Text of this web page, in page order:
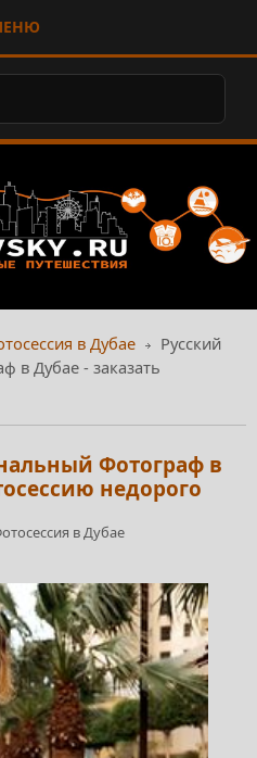
в Дубае
Русский
в Дубае - заказать
Фотограф в
недорого
в Дубае